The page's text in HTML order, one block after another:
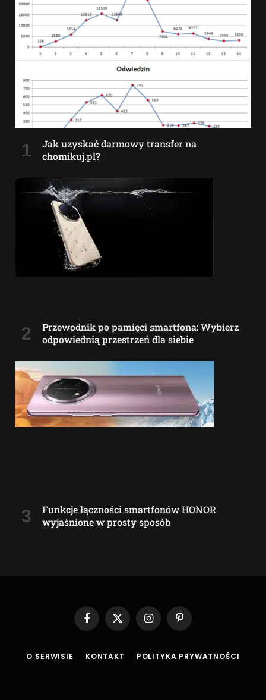
Jak uzyskać darmowy transfer na
chomikuj.pl?
Przewodnik po pamięci smartfona: Wybierz
odpowiednią przestrzeń dla siebie
Funkcje łączności smartfonów HONOR
wyjaśnione w prosty sposób
Facebook
X
(Twitter)
InstagramPinterest
O SERWISIE KONTAKT POLITYKA PRYWATNOŚCI